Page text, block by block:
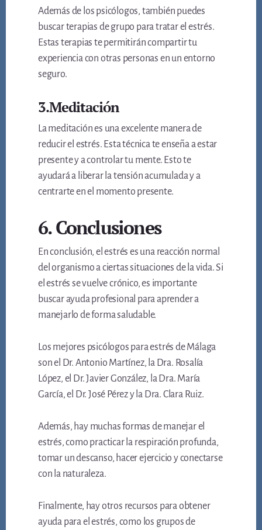
Además de los psicólogos, también puedes
buscar terapias de grupo para tratar el estrés.
Estas terapias te permitirán compartir tu
experiencia con otras personas en un entorno
seguro.
3.Meditación
La meditación es una excelente manera de
reducir el estrés. Esta técnica te enseña a estar
presente y a controlar tu mente. Esto te
ayudará a liberar la tensión acumulada y a
centrarte en el momento presente.
6. Conclusiones
En conclusión, el estrés es una reacción normal
del organismo a ciertas situaciones de la vida. Si
el estrés se vuelve crónico, es importante
buscar ayuda profesional para aprender a
manejarlo de forma saludable.
Los mejores psicólogos para estrés de Málaga
son el Dr. Antonio Martínez, la Dra. Rosalía
López, el Dr. Javier González, la Dra. María
García, el Dr. José Pérez y la Dra. Clara Ruiz.
Además, hay muchas formas de manejar el
estrés, como practicar la respiración profunda,
tomar un descanso, hacer ejercicio y conectarse
con la naturaleza.
Finalmente, hay otros recursos para obtener
ayuda para el estrés, como los grupos de